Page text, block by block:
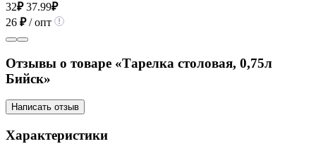
32₽ 37.99₽
26 ₽/ опт
Отзывы о товаре «Тарелка столовая, 0,75л
Бийск»
Написать отзыв
Характеристики